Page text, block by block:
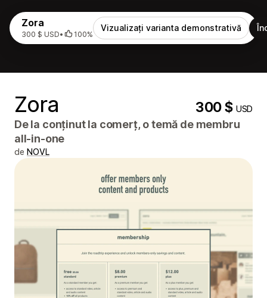
Zora
300 $ USD• 100%
Vizualizați varianta demonstrativă
Zora 300 $USD
De la conținut la comerț, o temă de membru
all-in-one
de NOVL